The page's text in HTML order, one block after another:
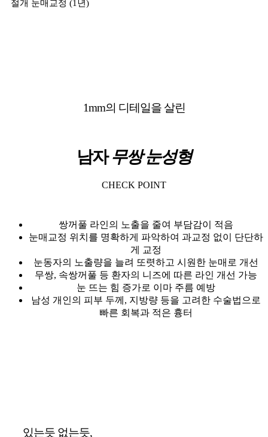
절개 눈매교정 (1년)
1mm의 디테일을 살린
남자무쌍 눈성형
CHECK POINT
쌍꺼풀 라인의 노출을 줄여 부담감이 적음
눈매교정 위치를 명확하게 파악하여 과교정 없이 단단하
게 교정
눈동자의 노출량을 늘려 또렷하고 시원한 눈매로 개선
무쌍, 속쌍꺼풀 등 환자의 니즈에 따른 라인 개선 가능
눈 뜨는 힘 증가로 이마 주름 예방
남성 개인의 피부 두께, 지방량 등을 고려한 수술법으로
빠른 회복과 적은 흉터
있는듯 없는듯,